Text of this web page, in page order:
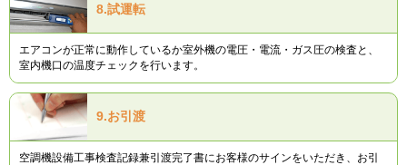
8.試運転
エアコンが正常に動作しているか室外機の電圧・電流・ガス圧の検査と、
室内機口の温度チェックを行います。
9.お引渡
空調機設備工事検査記録兼引渡完了書にお客様のサインをいただき、お引